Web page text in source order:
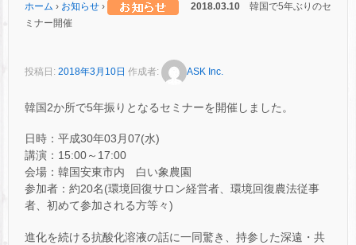
ホーム › お知らせ › 2018.03.10 韓国で5年ぶりのセ
ミナー開催
投稿日: 2018年3月10日 作成者: ASK Inc.
韓国2か所で5年振りとなるセミナーを開催しました。
日時：平成30年03月07(水)
講演：15:00～17:00
会場：韓国安東市内 白い象農園
参加者：約20名(環境回復サロン経営者、環境回復農法従事
者、初めて参加される方等々)
進化を続ける抗酸化溶液の話に一同驚き、持参した深遠・共